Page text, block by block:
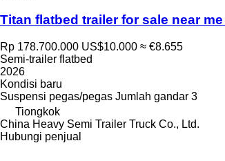
Titan flatbed trailer for sale near
Rp 178.700.000 US$10.000 ≈ €8.655
Semi-trailer flatbed
2026
Kondisi baru
Suspensi pegas/pegas Jumlah gandar 3
Tiongkok
China Heavy Semi Trailer Truck Co., Ltd.
Hubungi penjual